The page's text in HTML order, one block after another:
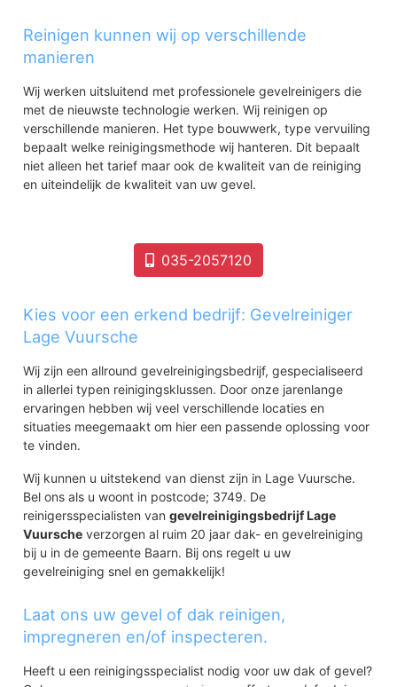
Reinigen kunnen wij op verschillende
manieren
Wij werken uitsluitend met professionele gevelreinigers die
met de nieuwste technologie werken. Wij reinigen op
verschillende manieren. Het type bouwwerk, type vervuiling
bepaalt welke reinigingsmethode wij hanteren. Dit bepaalt
niet alleen het tarief maar ook de kwaliteit van de reiniging
en uiteindelijk de kwaliteit van uw gevel.
035-2057120
Kies voor een erkend bedrijf: Gevelreiniger
Lage Vuursche
Wij zijn een allround gevelreinigingsbedrijf, gespecialiseerd
in allerlei typen reinigingsklussen. Door onze jarenlange
ervaringen hebben wij veel verschillende locaties en
situaties meegemaakt om hier een passende oplossing voor
te vinden.
Wij kunnen u uitstekend van dienst zijn in Lage Vuursche.
Bel ons als u woont in postcode; 3749. De
reinigersspecialisten vangevelreinigingsbedrijf Lage
Vuursche verzorgen al ruim 20 jaar dak- en gevelreiniging
bij u in de gemeente Baarn. Bij ons regelt u uw
gevelreiniging snel en gemakkelijk!
Laat ons uw gevel of dak reinigen,
impregneren en/of inspecteren.
Heeft u een reinigingsspecialist nodig voor uw dak of gevel?